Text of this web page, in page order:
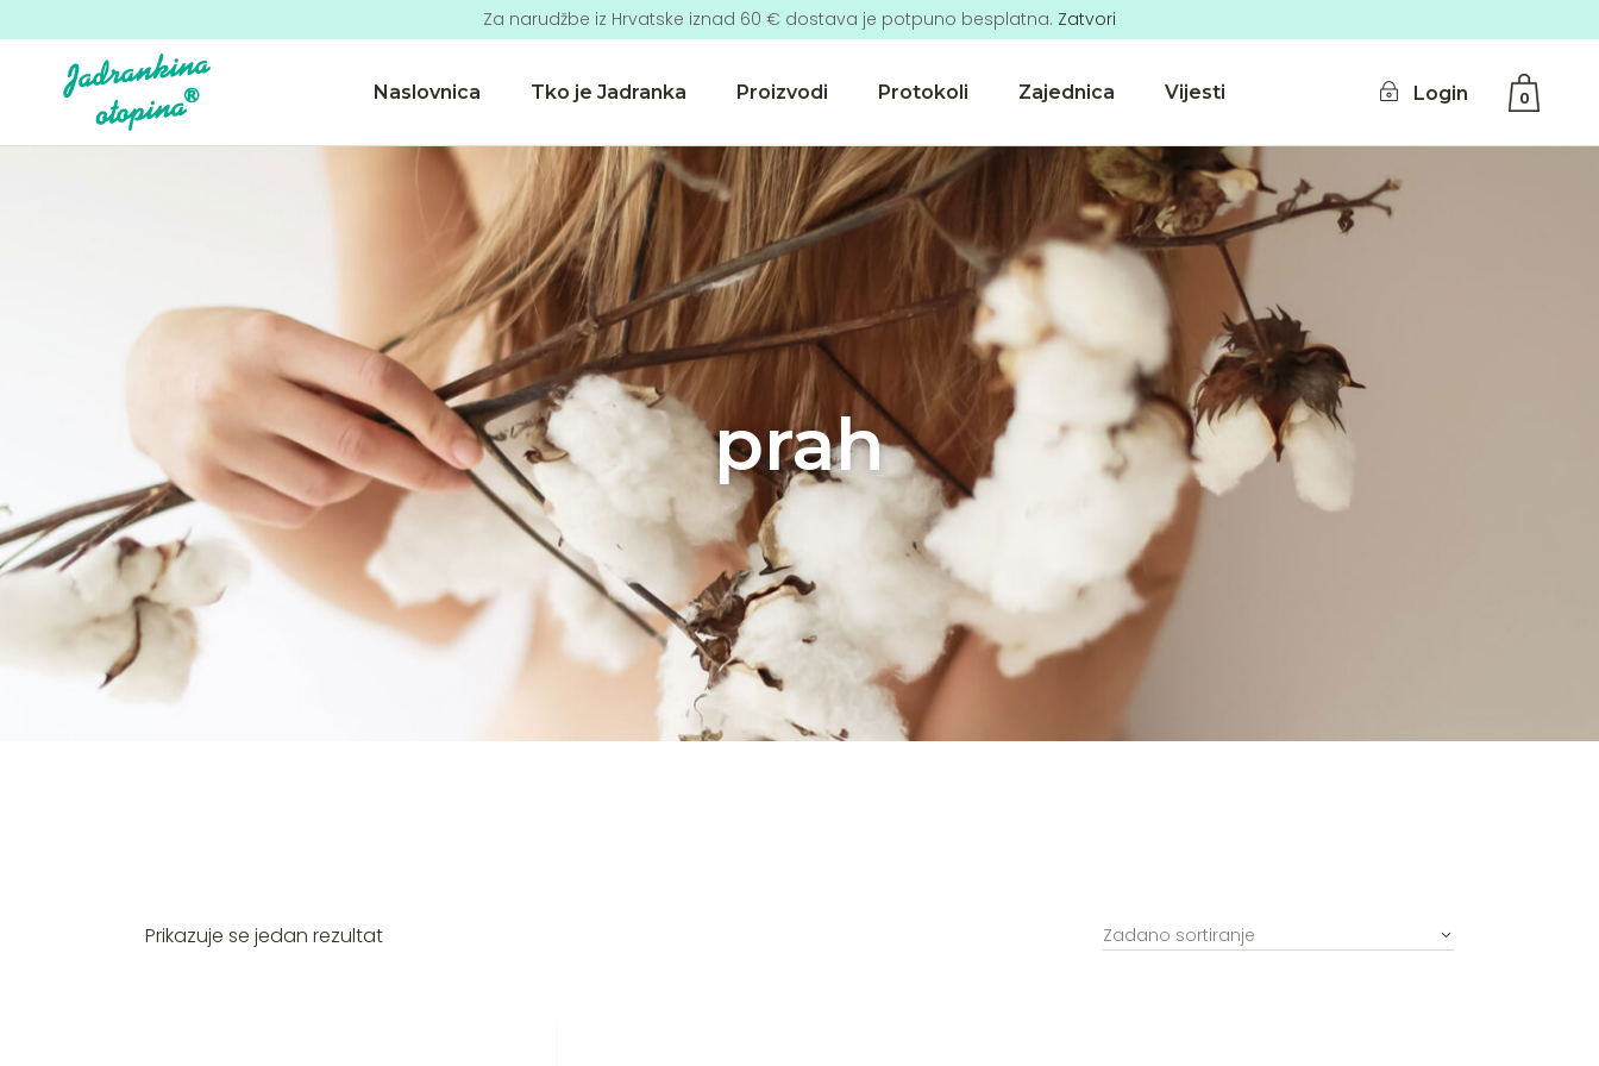
Za narudžbe iz Hrvatske iznad 60 € dostava je potpuno besplatna. Zatvori
Naslovnica Tko je Jadranka Proizvodi Protokoli Zajednica Vijesti Login 0
No products in the cart.
prah
Prikazuje se jedan rezultat Zadano sortiranje